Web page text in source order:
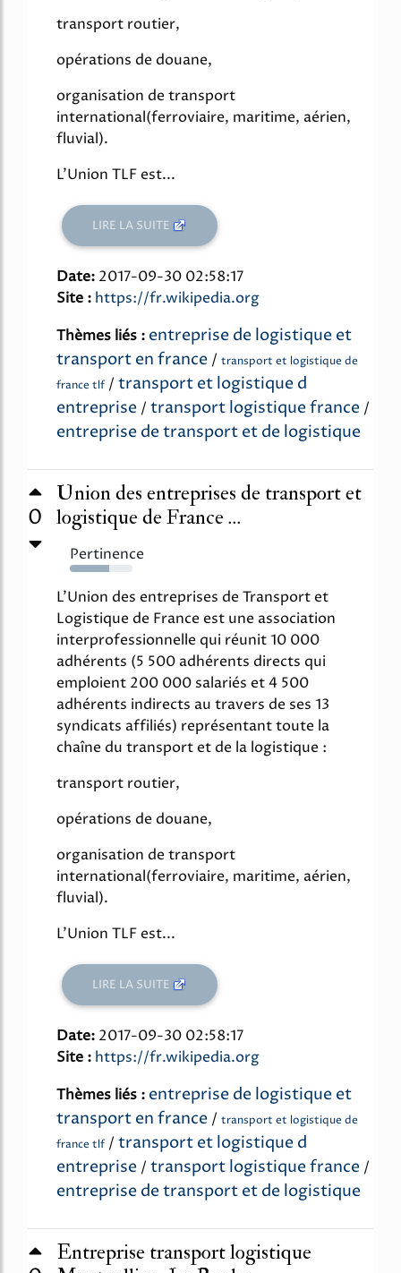
transport routier,
opérations de douane,
organisation de transport
international(ferroviaire, maritime, aérien,
fluvial).
L'Union TLF est...
LIRE LA SUITE
Date: 2017-09-30 02:58:17
Site : https://fr.wikipedia.org
Thèmes liés : entreprise de logistique et
transport en france / transport et logistique de
france tlf/ transport et logistique d
entreprise / transport logistique france /
entreprise de transport et de logistique
0
Union des entreprises de transport et
logistique de France ...
Pertinence
63%
L'Union des entreprises de Transport et
Logistique de France est une association
interprofessionnelle qui réunit 10 000
adhérents (5 500 adhérents directs qui
emploient 200 000 salariés et 4 500
adhérents indirects au travers de ses 13
syndicats affiliés) représentant toute la
chaîne du transport et de la logistique :
transport routier,
opérations de douane,
organisation de transport
international(ferroviaire, maritime, aérien,
fluvial).
L'Union TLF est...
LIRE LA SUITE
Date: 2017-09-30 02:58:17
Site : https://fr.wikipedia.org
Thèmes liés : entreprise de logistique et
transport en france / transport et logistique de
france tlf/ transport et logistique d
entreprise / transport logistique france /
entreprise de transport et de logistique
Entreprise transport logistique